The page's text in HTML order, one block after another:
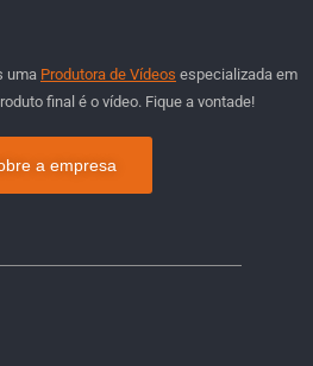
uma Produtora de Vídeos especializada em
final é o vídeo. Fique a vontade!
a empresa